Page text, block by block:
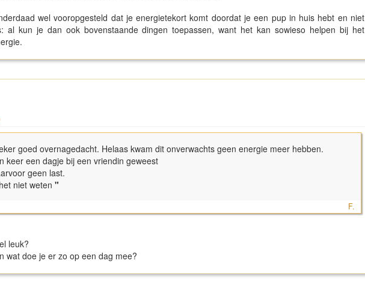
wel vooropgesteld dat je energietekort komt doordat je een pup in huis hebt en niet
al kun je dan ook bovenstaande dingen toepassen, want het kan sowieso helpen bij het
goed overnagedacht. Helaas kwam dit onverwachts geen energie meer hebben.
keer een dagje bij een vriendin geweest
geen last.
niet weten "
F.
leuk?
wat doe je er zo op een dag mee?